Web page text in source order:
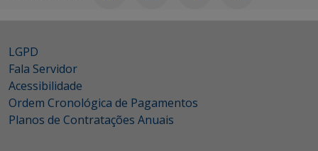
LGPD
Fala Servidor
Acessibilidade
Ordem Cronológica de Pagamentos
Planos de Contratações Anuais